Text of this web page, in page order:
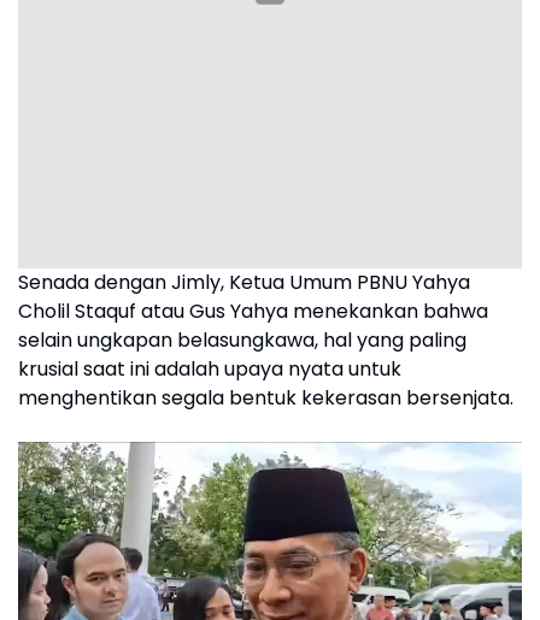
Senada dengan Jimly, Ketua Umum PBNU Yahya
Cholil Staquf atau Gus Yahya menekankan bahwa
selain ungkapan belasungkawa, hal yang paling
krusial saat ini adalah upaya nyata untuk
menghentikan segala bentuk kekerasan bersenjata.